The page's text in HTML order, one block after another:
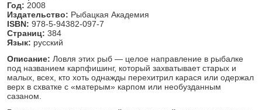
Год: 2008
Издательство: Рыбацкая Академия
ISBN: 978-5-94382-097-7
Страниц: 384
Язык: русский
Описание: Ловля этих рыб — целое направление в рыбалке
под названием карпфишинг, который захватывает старых и
малых, всех, кто хоть однажды перехитрил карася или одержал
верх в схватке с «матерым» карпом или необузданным
сазаном.